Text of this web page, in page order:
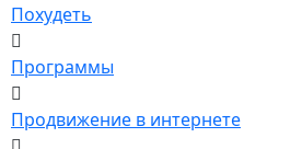
Похудеть
Программы
Продвижение в интернете